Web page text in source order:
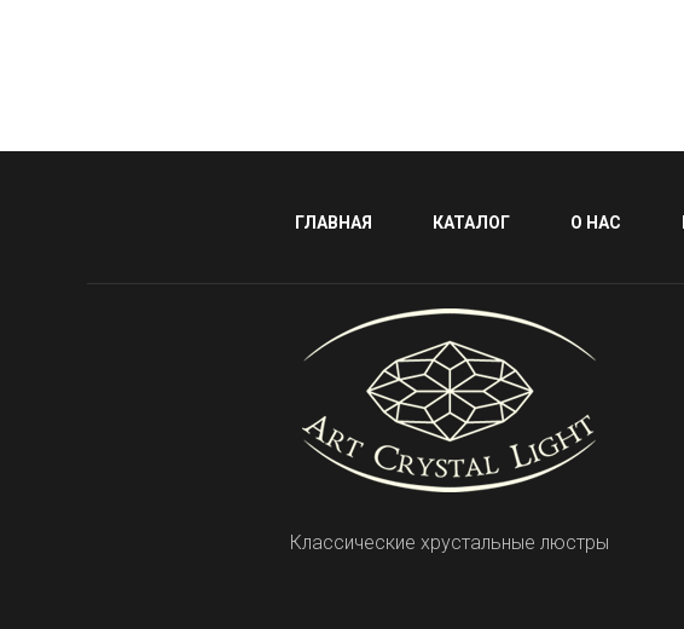
ГЛАВНАЯ КАТАЛОГ О НАС
Классические хрустальные люстры